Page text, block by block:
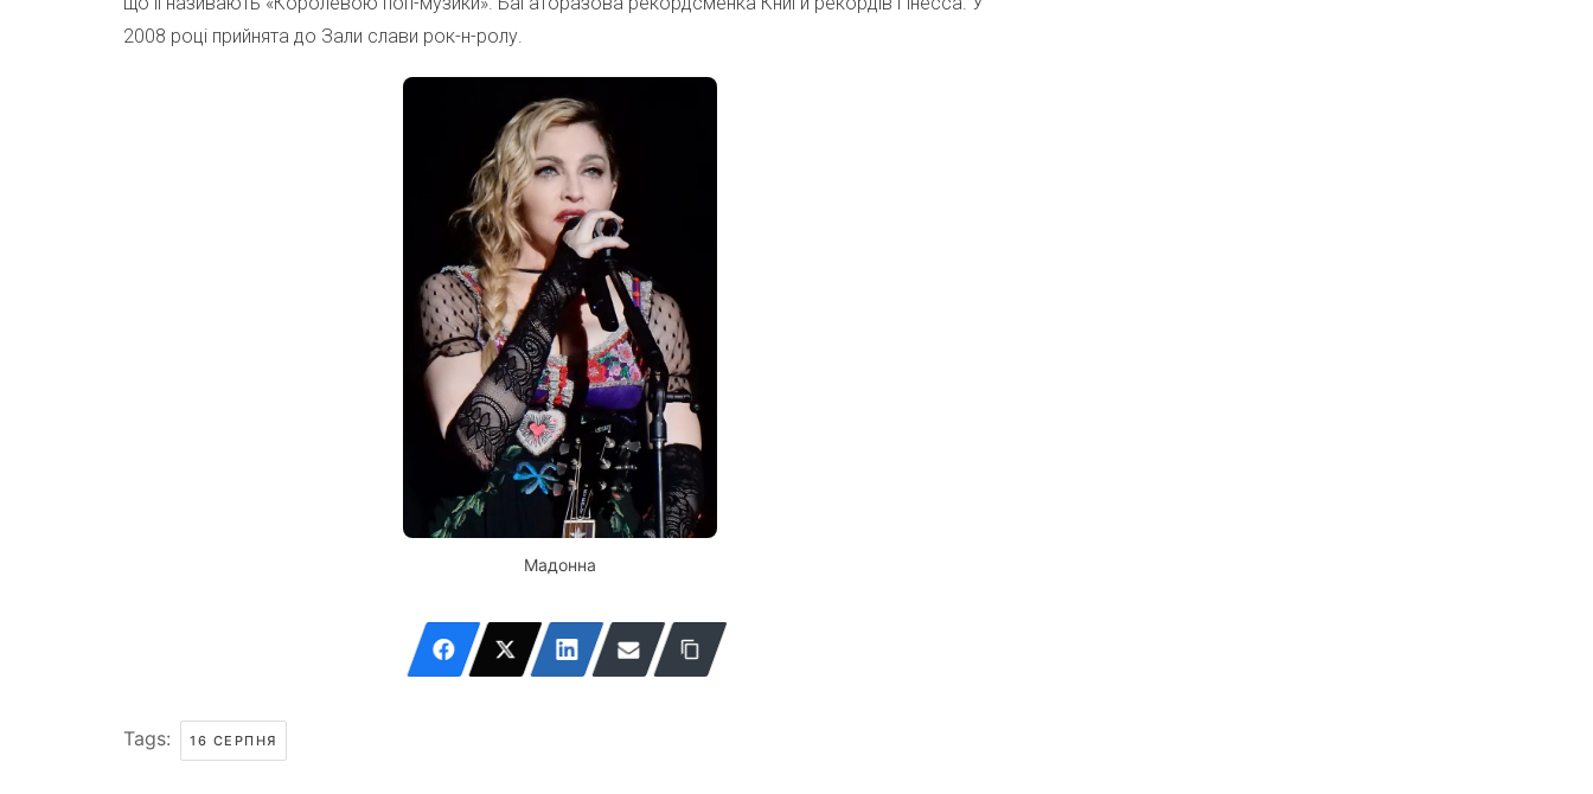
2008 році прийнята до Зали слави рок-н-ролу.
Мадонна
Tags: 16 СЕРПНЯ